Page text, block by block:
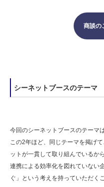
商談の
シーネットブースのテーマ
今回のシーネットブースのテーマ
この2年ほど、同じテーマを掲げ
ットが一貫して取り組んでいるか
連携による効率化を図れていない
ぐ」という考えを持っていただく